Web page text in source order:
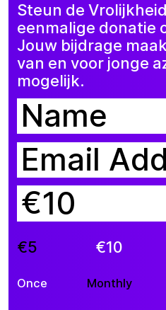
Steun de
eenmalige donatie
Jouw bijdrage
van en voor jonge
mogelijk.
€
€5 €10
Once Monthly